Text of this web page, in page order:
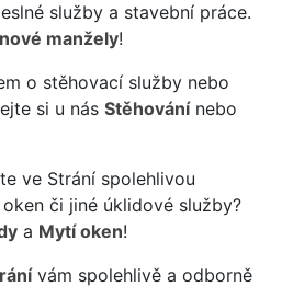
služby a stavební práce.
manžely!
o stěhovací služby nebo
si u nás Stěhovánínebo
ve Strání spolehlivou
či jiné úklidové služby?
a Mytí oken!
vám spolehlivě a odborně